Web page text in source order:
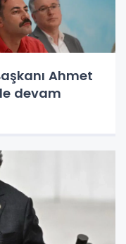
Ahmet
devam